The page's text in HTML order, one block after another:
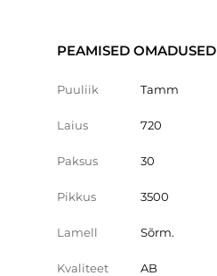
PEAMISED OMADUSED
Puuliik Tamm
Laius 720
Paksus 30
Pikkus 3500
Lamell Sõrm.
Kvaliteet AB